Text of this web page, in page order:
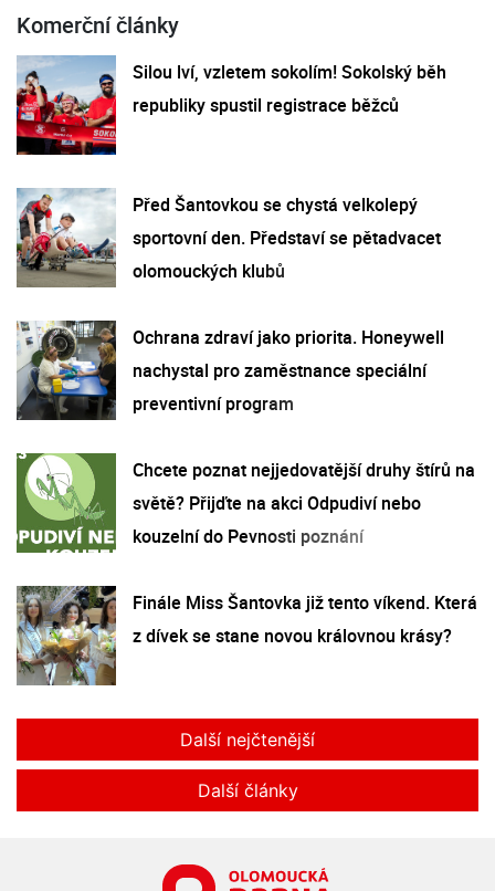
Komerční články
Silou lví, vzletem sokolím! Sokolský běh
republiky spustil registrace běžců
Před Šantovkou se chystá velkolepý
sportovní den. Představí se pětadvacet
olomouckých klubů
Ochrana zdraví jako priorita. Honeywell
nachystal pro zaměstnance speciální
preventivní program
Chcete poznat nejjedovatější druhy štírů na
světě? Přijďte na akci Odpudiví nebo
kouzelní do Pevnosti poznání
Finále Miss Šantovka již tento víkend. Která
z dívek se stane novou královnou krásy?
Další nejčtenější
Další články